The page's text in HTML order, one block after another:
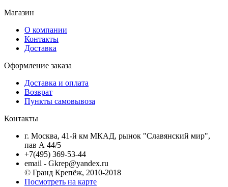
Магазин
О компании
Контакты
Доставка
Оформление заказа
Доставка и оплата
Возврат
Пункты самовывоза
Контакты
г. Москва, 41-й км МКАД, рынок "Славянский мир",
пав А 44/5
+7(495) 369-53-44
email - Gkrep@yandex.ru
© Гранд Крепёж, 2010-2018
Посмотреть на карте